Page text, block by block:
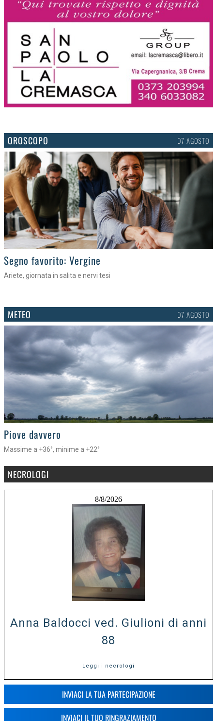
OROSCOPO 07 AGOSTO
>
Segno favorito: Vergine
Ariete, giornata in salita e nervi tesi
METEO 07 AGOSTO
>
Piove davvero
Massime a +36°, minime a +22°
NECROLOGI
8/8/2026
Anna Baldocci ved. Giulioni di anni
88
Leggi i necrologi
INVIACI LA TUA PARTECIPAZIONE
INVIACI IL TUO RINGRAZIAMENTO